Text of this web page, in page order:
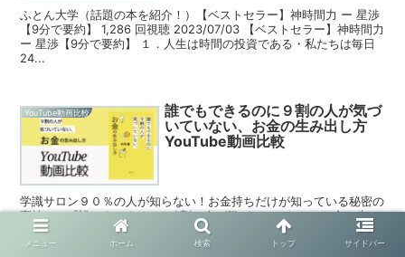
ふとん大学（話題の本を紹介！）【ベストセラー】神時間力 ー 星渉
【9分で要約】 1,286 回視聴 2023/07/03 【ベストセラー】神時間力
ー 星渉【9分で要約】 １．人生は時間の投資である・私たちは毎日
24...
YouTube動画比較
誰でもできるのに９割の人が気づ
いていない、お金の生み出し方
YouTube動画比較
学識サロン９０％の人が知らない！お金持ちだけが知っている秘密の
裏技！ 『誰でもできるのに9割の人が気づいていない、お金の生み
出し方』 81,989 回視聴 2022/07/19 ９０％の人が知らない！お金持
ちだけが知ってい...
メニュー ホーム 検索 トップ サイドバー